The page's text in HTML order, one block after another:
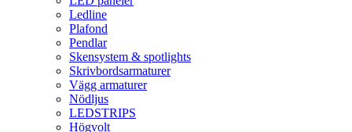
Ledline
Plafond
Pendlar
Skensystem & spotlights
Skrivbordsarmaturer
Vägg armaturer
Nödljus
LEDSTRIPS
Högvolt